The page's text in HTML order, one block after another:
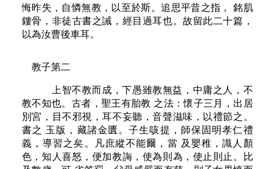
悔昨失，自憐無教，以至於斯。追思平昔之指， 銘肌
鏤骨，非徒古書之誡，經目過耳也。故留此二十篇，
以為汝曹後車耳。
教子第二
上智不教而成，下愚雖教無益，中庸之人，不
教不知也。古者，聖王有胎教 之法：懷子三月，出居
別宮，目不邪視，耳不妄聽，音聲滋味，以禮節之。
書之 玉版，藏諸金匱。子生咳提，師保固明孝仁禮
義，導習之矣。凡庶縱不能爾，當 及嬰稚，識人顏
色，知人喜怒，便加教誨，使為則為，使止則止。比